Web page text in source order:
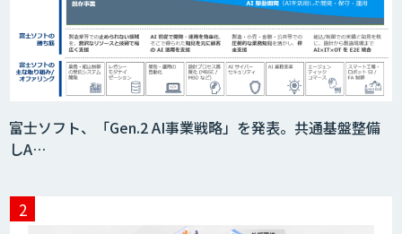
積算AI
ID ZERO（アイディーゼロ）
富士ソフト、「Gen.2 AI事業戦略」を発表。共通基盤整備
しA…